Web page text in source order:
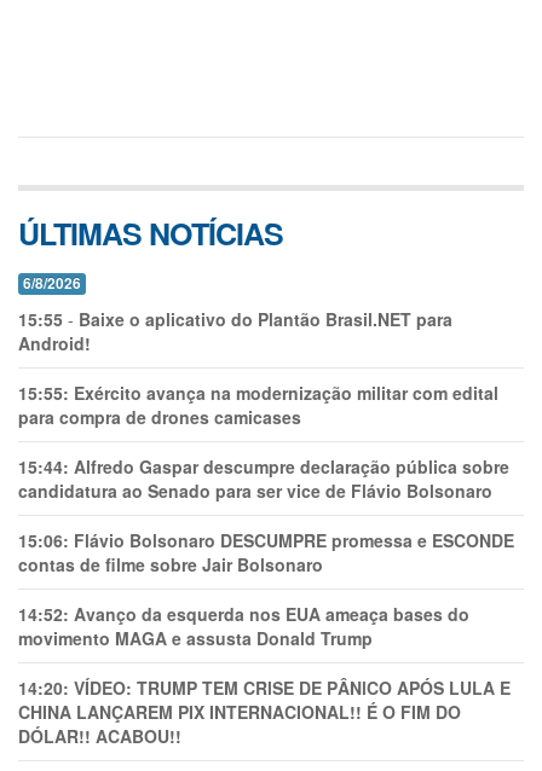
ÚLTIMAS NOTÍCIAS
6/8/2026
15:55 - Baixe o aplicativo do Plantão Brasil.NET para
Android!
15:55: Exército avança na modernização militar com edital
para compra de drones camicases
15:44: Alfredo Gaspar descumpre declaração pública sobre
candidatura ao Senado para ser vice de Flávio Bolsonaro
15:06: Flávio Bolsonaro DESCUMPRE promessa e ESCONDE
contas de filme sobre Jair Bolsonaro
14:52: Avanço da esquerda nos EUA ameaça bases do
movimento MAGA e assusta Donald Trump
14:20: VÍDEO: TRUMP TEM CRlSE DE PÂNlCO APÓS LULA E
CHINA LANÇAREM PIX INTERNACIONAL!! É O FIM DO
DÓLAR!! ACABOU!!